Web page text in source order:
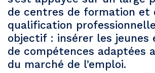
de centres de formation et
qualification
objectif : insérer les jeunes
de compétences adaptées
du marché de l’emploi.